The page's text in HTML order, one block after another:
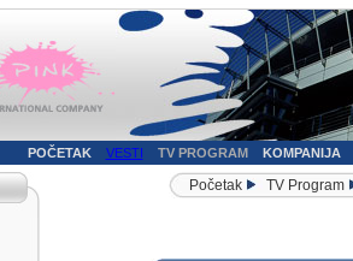
POČETAK VESTI TV PROGRAM KOMPANIJA
Početak TV Program